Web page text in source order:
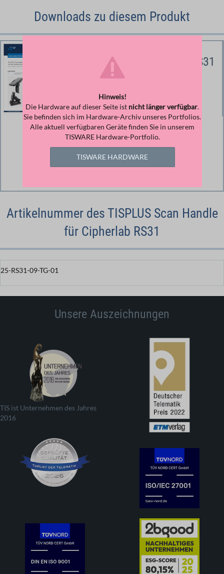
Downloads zu diesem Produkt
Scan Handle für Cipherlab RS31
Produktinformation und technische Daten
(Dokument druckt farbsparend)
Größe
Download
Artikelnummer des TISPLUS Scan Handle
für Cipherlab RS31
25-RS31-09-TG-01
Unsere Auszeichnungen
TIS ist Unternehmen des Jahres
2016
Hinweis!
Die Hardware auf dieser Seite ist nicht länger verfügbar.
Sie befinden sich im Hardware-Archiv unseres Portfolios.
Alle aktuell verfügbaren Geräte finden Sie in unserem
TISWARE Hardware-Portfolio.
TISWARE HARDWARE